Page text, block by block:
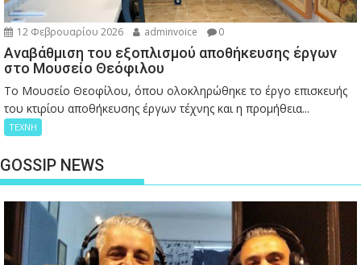
12 Φεβρουαρίου 2026 adminvoice 0
Αναβάθμιση του εξοπλισμού αποθήκευσης έργων
στο Μουσείο Θεόφιλου
Το Μουσείο Θεοφίλου, όπου ολοκληρώθηκε το έργο επισκευής
του κτιρίου αποθήκευσης έργων τέχνης και η προμήθεια...
ΤΕΧΝΗ
GOSSIP NEWS